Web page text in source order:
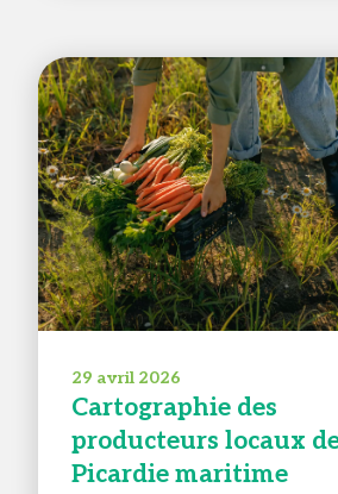
29 avril 2026
Cartographie des
producteurs locaux
Picardie maritime